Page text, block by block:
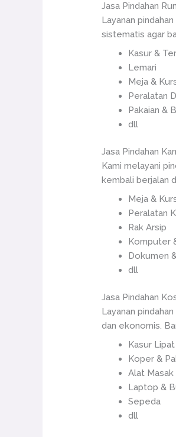
Jasa Pindahan
Layanan
sistematis agar
Kasur &
Lemari
Meja &
Peralatan
Pakaian &
dll
Jasa Pindahan
Kami melayani
kembali berjalan
Meja &
Peralatan
Rak Arsip
Komputer
Dokumen
dll
Jasa Pindahan
Layanan
dan ekonomis.
Kasur Lipat
Koper &
Alat Masak
Laptop &
Sepeda
dll